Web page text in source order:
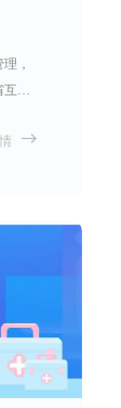
，
互联